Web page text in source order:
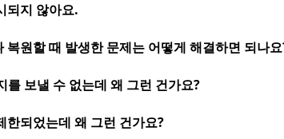
되지 않아요.
복원할 때 발생한 문제는 어떻게 해결하면 되나
를 보낼 수 없는데 왜 그런 건가요?
한되었는데 왜 그런 건가요?